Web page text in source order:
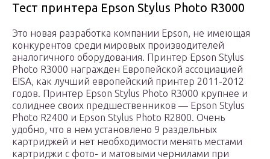
Тест принтера Epson Stylus Photo R3000
Это новая разработка компании Epson, не имеющая
конкурентов среди мировых производителей
аналогичного оборудования. Принтер Epson Stylus
Photo R3000 награжден Европейской ассоциацией
EISA, как лучший европейский принтер 2011-2012
годов. Принтер Epson Stylus Photo R3000 крупнее и
солиднее своих предшественников — Epson Stylus
Photo R2400 и Epson Stylus Photo R2800. Очень
удобно, что в нем установлено 9 раздельных
картриджей и нет необходимости менять местами
картриджи с фото- и матовыми чернилами при